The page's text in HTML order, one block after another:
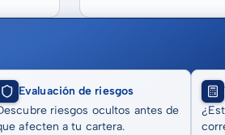
Evaluación de riesgos
riesgos ocultos antes de
afecten a tu cartera.